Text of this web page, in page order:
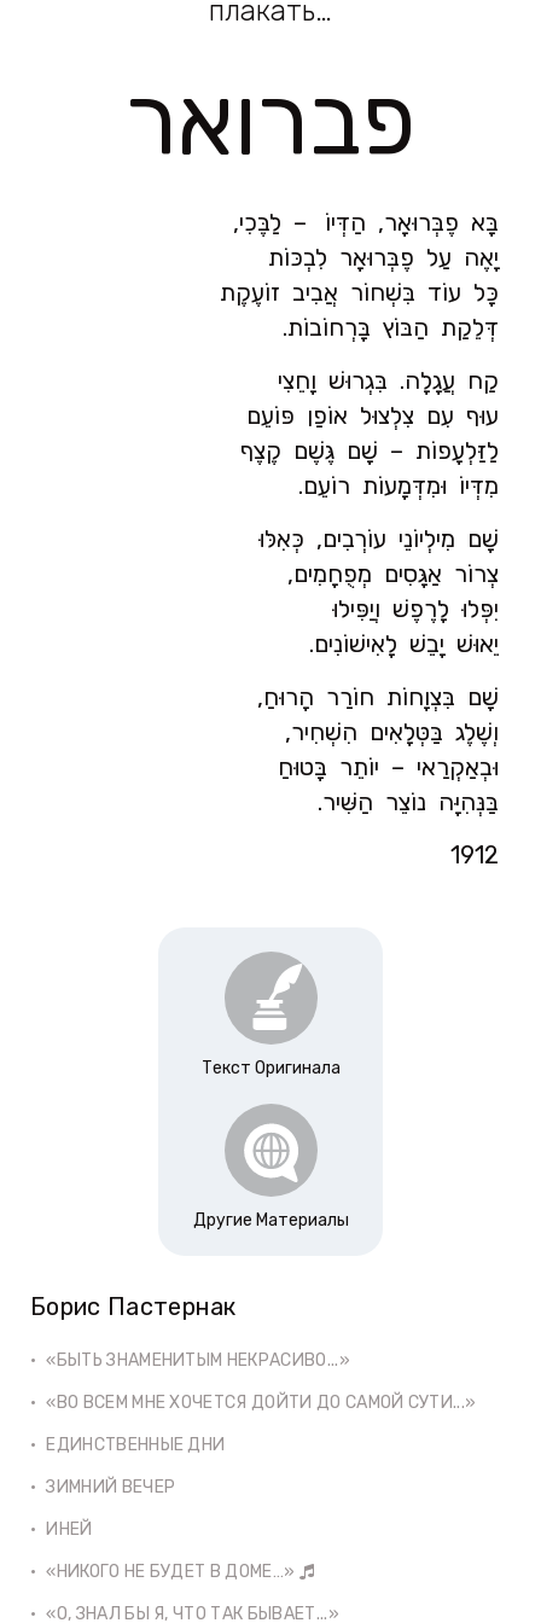
плакать…
פברואר
Борис Пастернак
«БЫТЬ ЗНАМЕНИТЫМ НЕКРАСИВО...»
«ВО ВСЕМ МНЕ ХОЧЕТСЯ ДОЙТИ ДО САМОЙ СУТИ...»
ЕДИНСТВЕННЫЕ ДНИ
ЗИМНИЙ ВЕЧЕР
ИНЕЙ
«НИКОГО НЕ БУДЕТ В ДОМЕ…»
«О, ЗНАЛ БЫ Я, ЧТО ТАК БЫВАЕТ...»
בָּא פֶבְּרוּאָר, הַדְּיוֹ – לַבֶּכִי,
יָאֶה עַל פֶבְּרוּאָר לִבְכּוֹת
כָּל עוֹד בִּשְׁחוֹר אֲבִיב זוֹעֶקֶת
דְּלֵקַת הַבּוֹץ בָּרְחוֹבוֹת.
קַח עֲגָלָה. בִּגְרוּשׁ וָחֵצִי
עוּף עִם צִלְצוּל אוֹפַן פּוֹעֵם
לַזַּלְעָפוֹת – שָׁם גֶּשֶׁם קֶצֶף
מִדְּיוֹ וּמִדְּמָעוֹת רוֹעֵם.
שָׁם מִילְיוֹנֵי עוֹרְבִים, כְּאִלּוּ
צְרוֹר אַגָּסִים מְפֻחָמִים,
יִפְּלוּ לָרֶפֶשׁ וְיַפִּילוּ
יֵאוּשׁ יָבֵשׁ לָאִישׁוֹנִים.
שָׁם בִּצְוָחוֹת חוֹרַר הָרוּחַ,
וְשֶׁלֶג בַּטְּלָאִים הִשְׁחִיר,
וּבְאַקְרַאי – יוֹתֵר בָּטוּחַ
בַּנְּהִיָּה נוֹצֵר הַשִּׁיר.
1912
Текст Оригинала
Другие Материалы